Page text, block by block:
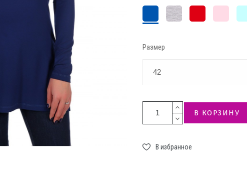
Индиго
Серый
меланж
Красный
роза
Размер
В КОРЗИНУ
В избранное